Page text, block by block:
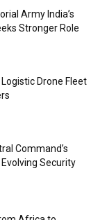
Army India’s
Stronger Role
Drone Fleet
Command’s
Security